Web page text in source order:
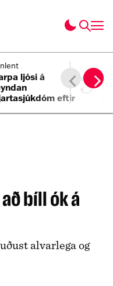
ljósi á
eftir 3
bíll ók á
alvarlega og